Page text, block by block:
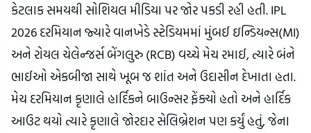
કેટલાક સમયથી સોશિયલ મીડિયા પર જોર પકડી રહી હતી. IPL
2026 દરમિયાન જ્યારે વાનખેડે સ્ટેડિયમમાં મુંબઈ ઇન્ડિયન્સ(MI)
અને રોયલ ચેલેન્જર્સ બેંગલુરુ (RCB) વચ્ચે મેચ રમાઈ, ત્યારે બંને
ભાઈઓ એકબીજા સાથે ખૂબ જ શાંત અને ઉદાસીન દેખાતા હતા.
મેચ દરમિયાન કૃણાલે હાર્દિકને બાઉન્સર ફેંક્યો હતો અને હાર્દિક
આઉટ થયો ત્યારે કૃણાલે જોરદાર સેલિબ્રેશન પણ કર્યું હતું, જેના